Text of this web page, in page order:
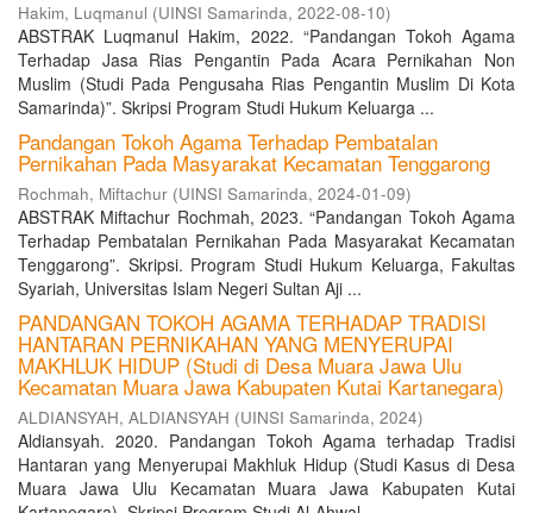
Hakim, Luqmanul (UINSI Samarinda, 2022-08-10)
ABSTRAK Luqmanul Hakim, 2022. “Pandangan Tokoh Agama
Terhadap Jasa Rias Pengantin Pada Acara Pernikahan Non
Muslim (Studi Pada Pengusaha Rias Pengantin Muslim Di Kota
Samarinda)”. Skripsi Program Studi Hukum Keluarga ...
Pandangan Tokoh Agama Terhadap Pembatalan
Pernikahan Pada Masyarakat Kecamatan Tenggarong
Rochmah, Miftachur (UINSI Samarinda, 2024-01-09)
ABSTRAK Miftachur Rochmah, 2023. “Pandangan Tokoh Agama
Terhadap Pembatalan Pernikahan Pada Masyarakat Kecamatan
Tenggarong”. Skripsi. Program Studi Hukum Keluarga, Fakultas
Syariah, Universitas Islam Negeri Sultan Aji ...
PANDANGAN TOKOH AGAMA TERHADAP TRADISI
HANTARAN PERNIKAHAN YANG MENYERUPAI
MAKHLUK HIDUP (Studi di Desa Muara Jawa Ulu
Kecamatan Muara Jawa Kabupaten Kutai Kartanegara)
ALDIANSYAH, ALDIANSYAH (UINSI Samarinda, 2024)
Aldiansyah. 2020. Pandangan Tokoh Agama terhadap Tradisi
Hantaran yang Menyerupai Makhluk Hidup (Studi Kasus di Desa
Muara Jawa Ulu Kecamatan Muara Jawa Kabupaten Kutai